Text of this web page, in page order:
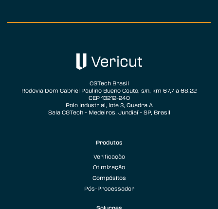
CGTech Brasil
Rodovia Dom Gabriel Paulino Bueno Couto, s/n, km 67,7 a 68,22
CEP 13212-240
Polo Industrial, lote 3, Quadra A
Sala CGTech - Medeiros, Jundiaí - SP, Brasil
Produtos
Verificação
Otimização
Compósitos
Pós-Processador